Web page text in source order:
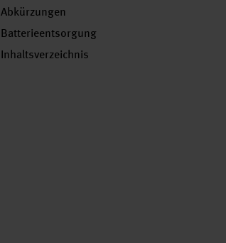
Abkürzungen
Batterieentsorgung
Inhaltsverzeichnis